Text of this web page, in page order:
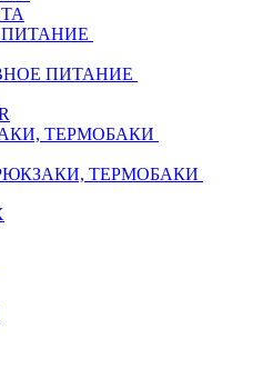
ПИТАНИЕ
ТЕРМОБАКИ
ТЕРМОБАКИ